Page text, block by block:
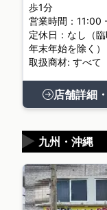
歩1分
営業時間：11:00
定休日：なし（臨
年末年始を除く）
取扱商材: すべて
店舗詳細
九州・沖縄
▶